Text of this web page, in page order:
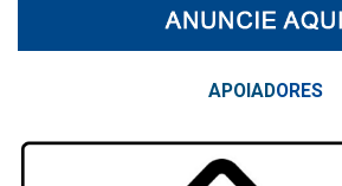
APOIADORES